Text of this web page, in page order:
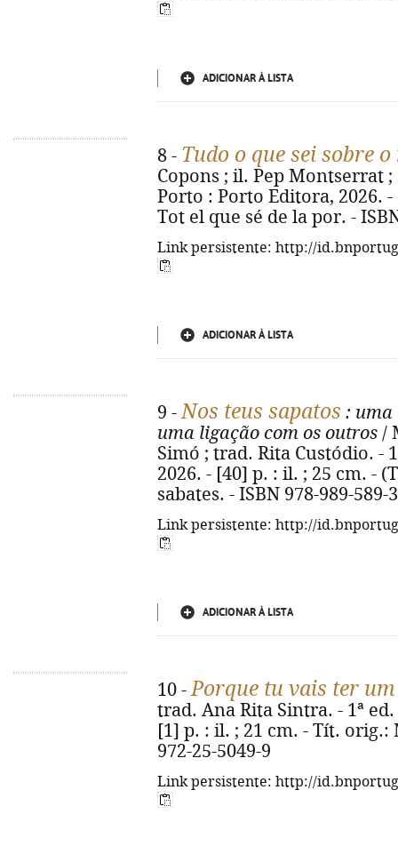
ADICIONAR À LISTA
8 - Tudo o que sei sobre o
Copons ; il. Pep Montserrat ;
Porto : Porto Editora, 2026.
Tot el que sé de la por. -
Link persistente: http://
ADICIONAR À LISTA
9 -Nos teus sapatos : uma
uma ligação com os outros /
Simó ; trad. Rita Custódio. -
2026. - [40] p. : il. ; 25 cm. -
sabates. - ISBN 978-989-589-
Link persistente: http://
ADICIONAR À LISTA
10 -Porque tu vais ter
trad. Ana Rita Sintra. - 1ª
[1] p. : il. ; 21 cm. - Tít.
972-25-5049-9
Link persistente: http://